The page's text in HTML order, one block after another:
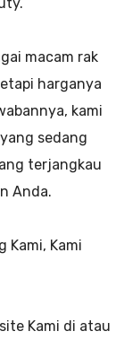
macam rak
harganya
kami
sedang
terjangkau
Anda.
Kami, Kami
Kami di atau